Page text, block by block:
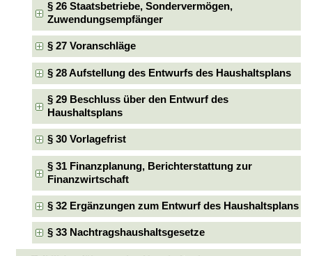
§ 26 Staatsbetriebe, Sondervermögen,
Zuwendungsempfänger
§ 27 Voranschläge
§ 28 Aufstellung des Entwurfs des Haushaltsplans
§ 29 Beschluss über den Entwurf des
Haushaltsplans
§ 30 Vorlagefrist
§ 31 Finanzplanung, Berichterstattung zur
Finanzwirtschaft
§ 32 Ergänzungen zum Entwurf des Haushaltsplans
§ 33 Nachtragshaushaltsgesetze